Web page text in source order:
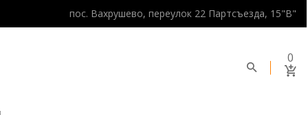
пос. Вахрушево, переулок 22 Партсъезда, 15"В"
0